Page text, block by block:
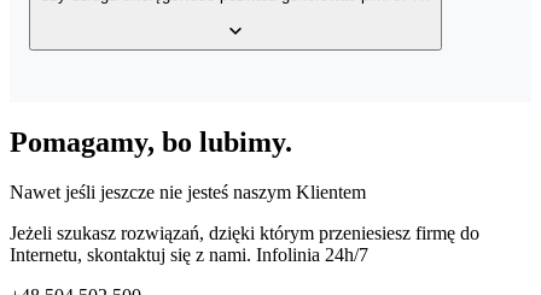
Twoim magazynie z dowolnego miejsca o dowolnej porze.
JPK_KPiR. Dzięki temu co miesiąc przygotujesz odpowiedni plik
Pomagamy, bo lubimy.
Nawet jeśli jeszcze nie jesteś naszym Klientem
Jeżeli szukasz rozwiązań, dzięki którym przeniesiesz firmę do
Internetu, skontaktuj się z nami. Infolinia 24h/7